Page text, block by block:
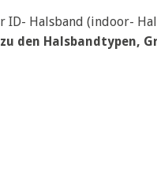
ID- Halsband (indoor-
den Halsbandtypen,